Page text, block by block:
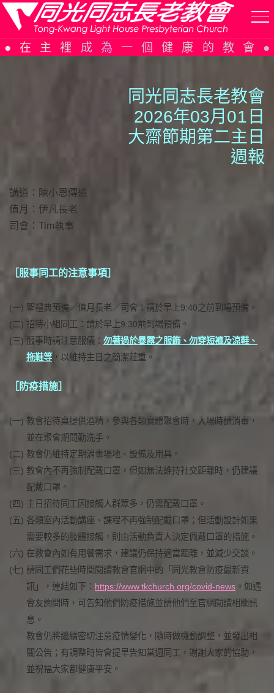
Skip
to
在主裡成為一個健康的教會
同光同志長老教會
2026年03月01 日
大齋節期第二主日
週報
講道：陳小恩傳道
值月：伊凡長老
司會：Tim執事
［服事同工的注意事項］
(一) 聖禮典預備／值月長老／司會：請於早上9:40之前到場預備。
(二) 招待小組同工：請於早上9:30前到場預備。
(三) 服事時請注意服儀： 勿著過於暴露之服飾、勿穿短褲及涼鞋、
拖鞋等 ，以維持主日之簡潔莊重。
［防疫措施］
(一) 教會招待桌提供酒精，參與各類實體聚會時，入場時請消毒，
並在聚會期間勤洗手。
(二) 教會仍維持定期消毒場地、設備及用具。
(三) 教會內不再強制配戴口罩，但如無法維持社交距離時，仍建議
配戴口罩。
(四) 主日招待同工因接觸人群眾多，仍需配戴口罩。
(五) 各類室內活動講座、課程不再強制配戴口罩；但活動設計如果
需要較多的肢體接觸，則由活動負責人決定佩戴口罩的措施。
(六) 在教會內如有用餐需求，建議仍保持適當距離，並減少交談。
(七) 請同工們花些時間閱讀教會官網中的「同光教會防疫最新資
訊」，連結如下： https://www.tkchurch.org/covid-news 。如遇
會友詢問時，可告知他們防疫措施並請他們至官網閱讀相關訊
息。
教會仍將繼續密切注意疫情變化，隨時做機動調整，並發出相
關公告；有調整時皆會提早告知當週同工，謝謝大家的協助，
並祝福大家都健康平安。